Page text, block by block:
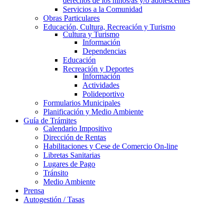
Servicios a la Comunidad
Obras Particulares
Educación, Cultura, Recreación y Turismo
Cultura y Turismo
Información
Dependencias
Educación
Recreación y Deportes
Información
Actividades
Polideportivo
Formularios Municipales
Planificación y Medio Ambiente
Guía de Trámites
Calendario Impositivo
Dirección de Rentas
Habilitaciones y Cese de Comercio On-line
Libretas Sanitarias
Lugares de Pago
Tránsito
Medio Ambiente
Prensa
Autogestión / Tasas